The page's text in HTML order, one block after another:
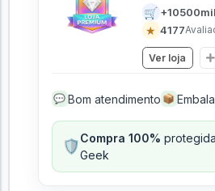
🛒 +10500mil
★ 4177
Ver loja
💬 Bom atendimento 📦
🛡️Compra 100%
Geek